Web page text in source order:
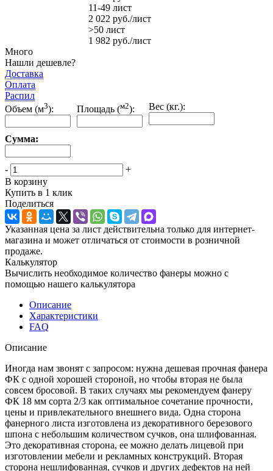
11-49 лист
2 022 руб./лист
>50 лист
1 982 руб./лист
Много
Нашли дешевле?
Доставка
Оплата
Распил
Объем (м3): Площадь (м2): Вес (кг.):
Сумма:
-
+
В корзину
Купить в 1 клик
Поделиться
Указанная цена за лист действительна только для интернет-
магазина и может отличаться от стоимости в розничной
продаже.
Калькулятор
Вычислить необходимое количество фанеры можно с
помощью нашего калькулятора
Описание
Характеристики
FAQ
Описание
Иногда нам звонят с запросом: нужна дешевая прочная фанера
ФК с одной хорошей стороной, но чтобы вторая не была
совсем бросовой. В таких случаях мы рекомендуем фанеру
ФК 18 мм сорта 2/3 как оптимальное сочетание прочности,
цены и привлекательного внешнего вида. Одна сторона
фанерного листа изготовлена из декоративного березового
шпона с небольшим количеством сучков, она шлифованная.
Это декоративная сторона, ее можно делать лицевой при
изготовлении мебели и рекламных конструкций. Вторая
сторона нешлифованная, сучков и других дефектов на ней